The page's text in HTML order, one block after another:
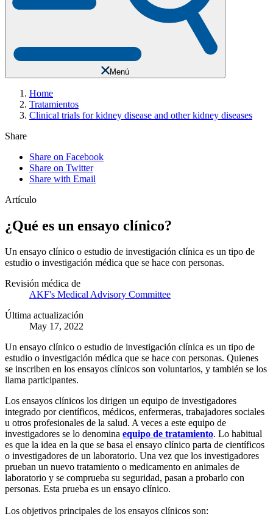
Menú
Home
Tratamientos
Clinical trials for kidney disease and other kidney diseases
Share
Share on Facebook
Share on Twitter
Share with Email
Artículo
¿Qué es un ensayo clínico?
Un ensayo clínico o estudio de investigación clínica es un tipo de
estudio o investigación médica que se hace con personas.
Revisión médica de
AKF's Medical Advisory Committee
Última actualización
May 17, 2022
Un ensayo clínico o estudio de investigación clínica es un tipo de
estudio o investigación médica que se hace con personas. Quienes
se inscriben en los ensayos clínicos son voluntarios, y también se los
llama participantes.
Los ensayos clínicos los dirigen un equipo de investigadores
integrado por científicos, médicos, enfermeras, trabajadores sociales
u otros profesionales de la salud. A veces a este equipo de
investigadores se lo denomina equipo de tratamiento. Lo habitual
es que la idea en la que se basa el ensayo clínico parta de científicos
o investigadores de un laboratorio. Una vez que los investigadores
prueban un nuevo tratamiento o medicamento en animales de
laboratorio y se comprueba su seguridad, pasan a probarlo con
personas. Esta prueba es un ensayo clínico.
Los objetivos principales de los ensayos clínicos son: